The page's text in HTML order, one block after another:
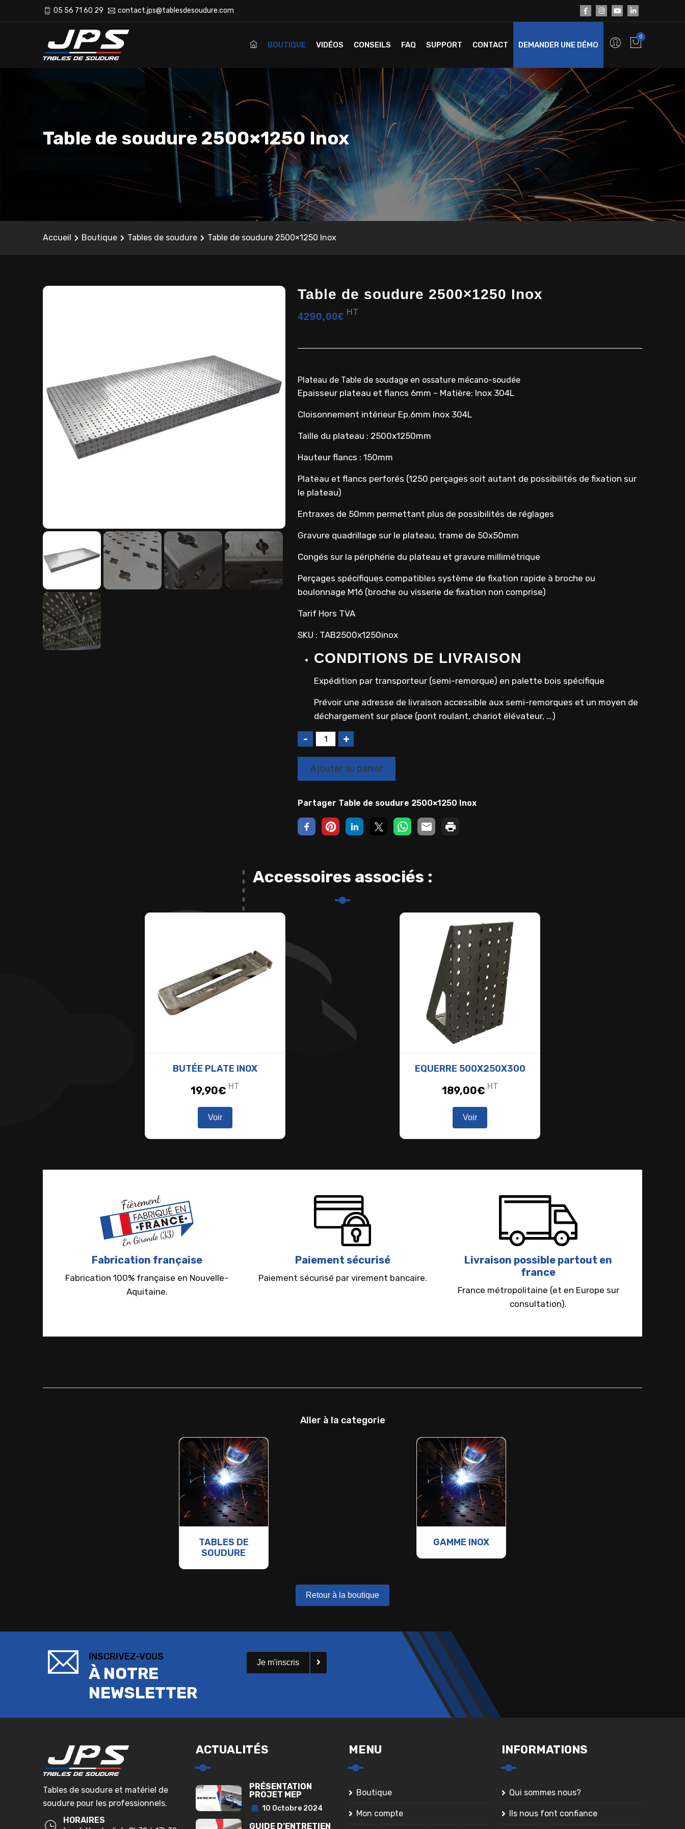
05 56 71 60 29 contact.jps@tablesdesoudure.com
0
BOUTIQUE VIDÉOS CONSEILS FAQ SUPPORT CONTACT DEMANDER UNE DÉMO
Table de soudure 2500×1250 Inox
Accueil Boutique Tables de soudure Table de soudure 2500×1250 Inox
Table de soudure 2500×1250 Inox
4290,00€ HT
Plateau de Table de soudage en ossature mécano-soudée
Epaisseur plateau et flancs 6mm – Matière: Inox 304L
Cloisonnement intérieur Ep.6mm Inox 304L
Taille du plateau : 2500x1250mm
Hauteur flancs : 150mm
Plateau et flancs perforés (1250 perçages soit autant de possibilités de fixation sur
le plateau)
Entraxes de 50mm permettant plus de possibilités de réglages
Gravure quadrillage sur le plateau, trame de 50x50mm
Congés sur la périphérie du plateau et gravure millimétrique
Perçages spécifiques compatibles système de fixation rapide à broche ou
boulonnage M16 (broche ou visserie de fixation non comprise)
Tarif Hors TVA
SKU : TAB2500x1250inox
CONDITIONS DE LIVRAISON
Expédition par transporteur (semi-remorque) en palette bois spécifique
Prévoir une adresse de livraison accessible aux semi-remorques et un moyen de
déchargement sur place (pont roulant, chariot élévateur, …)
u
i
é
Ajouter au panier
Partager Table de soudure 2500×1250 Inox
Accessoires associés :
BUTÉE PLATE INOX
19,90€ HT
Voir
EQUERRE 500X250X300
189,00€ HT
Voir
Fabrication française
Fabrication 100% française en Nouvelle-
Aquitaine.
Paiement sécurisé
Paiement sécurisé par virement bancaire.
Livraison possible partout en
france
France métropolitaine (et en Europe sur
consultation).
Aller à la categorie
TABLES DE
SOUDURE
GAMME INOX
Retour à la boutique
INSCRIVEZ-VOUS
À NOTRE
NEWSLETTER
Je m'inscris
Tables de soudure et matériel de
soudure pour les professionnels.
HORAIRES
ACTUALITÉS
PRÉSENTATION
PROJET MEP
10 Octobre 2024
GUIDE D’ENTRETIEN
MENU
Boutique
Mon compte
INFORMATIONS
Qui sommes nous?
Ils nous font confiance